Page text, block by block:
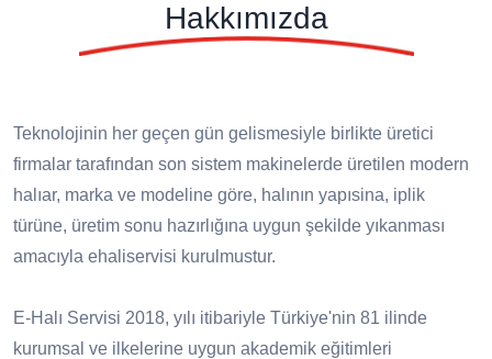
Hakkımızda
Teknolojinin her geçen gün gelismesiyle birlikte üretici
firmalar tarafından son sistem makinelerde üretilen modern
halıar, marka ve modeline göre, halının yapısina, iplik
türüne, üretim sonu hazırlığına uygun şekilde yıkanması
amacıyla ehaliservisi kurulmustur.
E-Halı Servisi 2018, yılı itibariyle Türkiye'nin 81 ilinde
kurumsal ve ilkelerine uygun akademik eğitimleri